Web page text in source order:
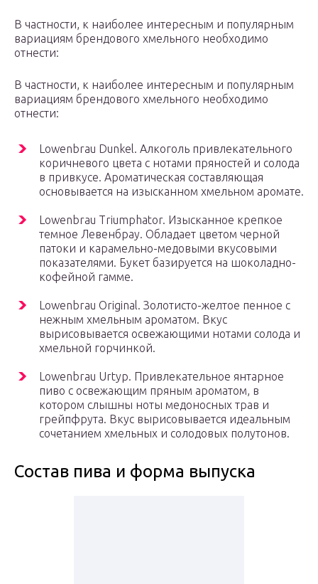
В частности, к наиболее интересным и популярным
вариациям брендового хмельного необходимо
отнести:
В частности, к наиболее интересным и популярным
вариациям брендового хмельного необходимо
отнести:
Lowenbrau Dunkel. Алкоголь привлекательного
коричневого цвета с нотами пряностей и солода
в привкусе. Ароматическая составляющая
основывается на изысканном хмельном аромате.
Lowenbrau Triumphator. Изысканное крепкое
темное Левенбрау. Обладает цветом черной
патоки и карамельно-медовыми вкусовыми
показателями. Букет базируется на шоколадно-
кофейной гамме.
Lowenbrau Original. Золотисто-желтое пенное с
нежным хмельным ароматом. Вкус
вырисовывается освежающими нотами солода и
хмельной горчинкой.
Lowenbrau Urtyp. Привлекательное янтарное
пиво с освежающим пряным ароматом, в
котором слышны ноты медоносных трав и
грейпфрута. Вкус вырисовывается идеальным
сочетанием хмельных и солодовых полутонов.
Состав пива и форма выпуска